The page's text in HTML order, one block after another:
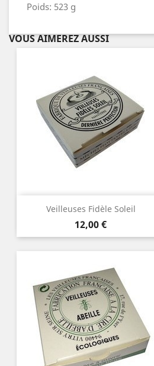
Poids: 523 g
VOUS AIMEREZ AUSSI
Veilleuses Fidèle Soleil
Prix
12,00 €